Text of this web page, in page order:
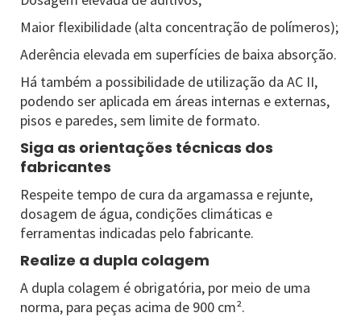
Maior flexibilidade (alta concentração de polímeros);
Aderência elevada em superfícies de baixa absorção.
Há também a possibilidade de utilização da AC II,
podendo ser aplicada em áreas internas e externas,
pisos e paredes, sem limite de formato.
Siga as orientações técnicas dos
fabricantes
Respeite tempo de cura da argamassa e rejunte,
dosagem de água, condições climáticas e
ferramentas indicadas pelo fabricante.
Realize a dupla colagem
A dupla colagem é obrigatória, por meio de uma
norma, para peças acima de 900 cm².